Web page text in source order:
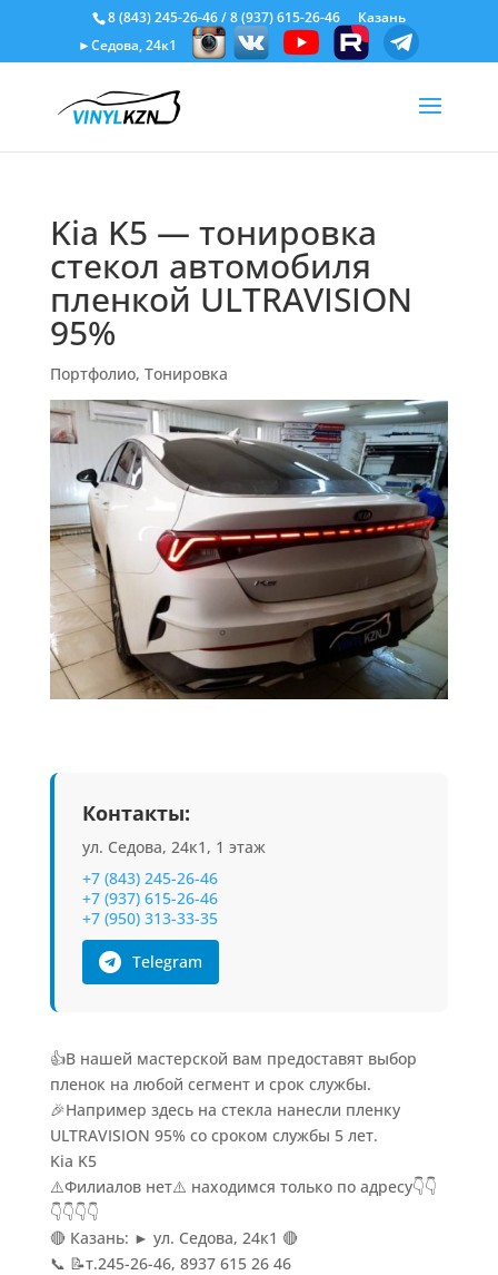
8 (843) 245-26-46/8 (937) 615-26-46
Казань
►Седова, 24к1
Kia K5 — тонировка
стекол автомобиля
пленкой ULTRAVISION
95%
Портфолио, Тонировка
Контакты:
ул. Седова, 24к1, 1 этаж
+7 (843) 245-26-46
+7 (937) 615-26-46
+7 (950) 313-33-35
Telegram
👍В нашей мастерской вам предоставят выбор
пленок на любой сегмент и срок службы.
🎉Например здесь на стекла нанесли пленку
ULTRAVISION 95% со сроком службы 5 лет.
Kia K5
⚠️Филиалов нет⚠️ находимся только по адресу👇👇
👇👇👇👇
🔴 Казань: ► ул. Седова, 24к1 🔴
📞 📝т.245-26-46, 8937 615 26 46